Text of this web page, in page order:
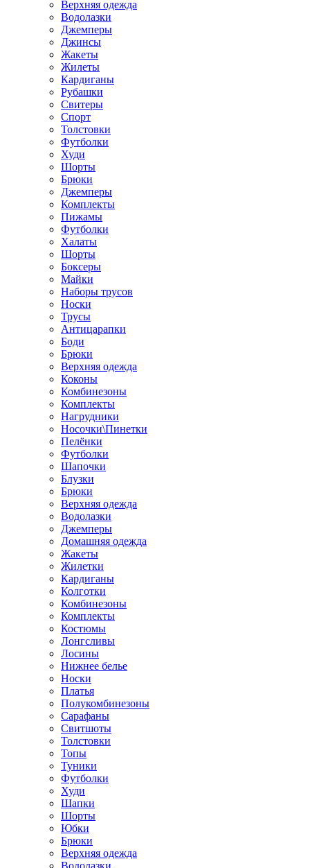
Верхняя одежда
Водолазки
Джемперы
Джинсы
Жакеты
Жилеты
Кардиганы
Рубашки
Свитеры
Спорт
Толстовки
Футболки
Худи
Шорты
Брюки
Джемперы
Комплекты
Пижамы
Футболки
Халаты
Шорты
Боксеры
Майки
Наборы трусов
Носки
Трусы
Антицарапки
Боди
Брюки
Верхняя одежда
Коконы
Комбинезоны
Комплекты
Нагрудники
Носочки\Пинетки
Пелёнки
Футболки
Шапочки
Блузки
Брюки
Верхняя одежда
Водолазки
Джемперы
Домашняя одежда
Жакеты
Жилетки
Кардиганы
Колготки
Комбинезоны
Комплекты
Костюмы
Лонгсливы
Лосины
Нижнее белье
Носки
Платья
Полукомбинезоны
Сарафаны
Свитшоты
Толстовки
Топы
Туники
Футболки
Худи
Шапки
Шорты
Юбки
Брюки
Верхняя одежда
Водолазки